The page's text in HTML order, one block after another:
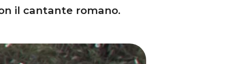
il cantante romano.